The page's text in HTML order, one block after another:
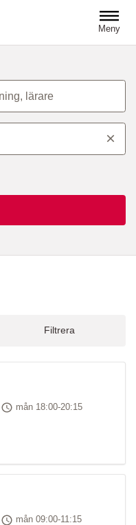
Meny
Filtrera
Tid
mån 18:00-20:15
Tid
mån 09:00-11:15